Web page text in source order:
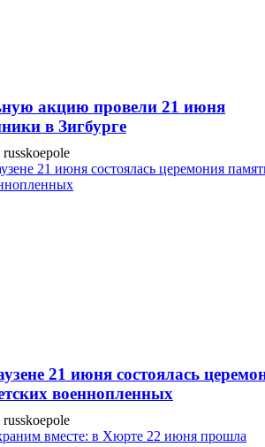
акцию провели 21 июня
в Зигбурге
russkoepole
21 июня состоялась
военнопленных
russkoepole